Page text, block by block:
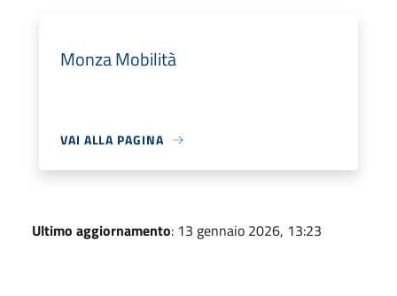
Monza Mobilità
VAI ALLA PAGINA
Ultimo aggiornamento: 13 gennaio 2026, 13:23